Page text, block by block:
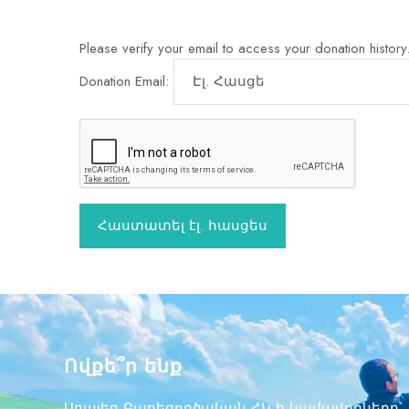
Please verify your email to access your donation history.
Donation Email:
Ովքե՞ր ենք